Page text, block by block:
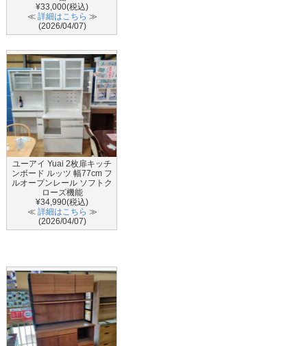
¥33,000(税込)
≪ 詳細はこちら ≫
(2026/04/07)
ユーアイ Yuai 2枚扉キッチ
ンボード ルッツ 幅77cm フ
ルオープンレール ソフトク
ローズ機能
¥34,990(税込)
≪ 詳細はこちら ≫
(2026/04/07)